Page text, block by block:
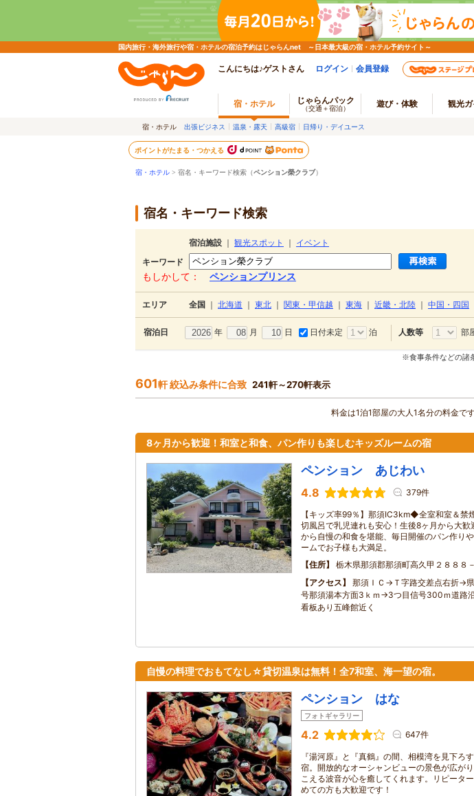
国内旅行・海外旅行や宿・ホテルの宿泊予約はじゃらんnet ～日本最大級の宿・ホテル予約サイト～
こんにちは♪ゲストさん ログイン 会員登録
宿・ホテル じゃらんパック
（交通＋宿泊） 遊び・体験 観光ガ
宿・ホテル 出張ビジネス 温泉・露天 高級宿 日帰り・デイユース
ポイントがたまる・つかえる
宿・ホテル > 宿名・キーワード検索（ペンション榮クラブ）
宿名・キーワード検索
宿泊施設 観光スポット
イベント
キーワード
もしかして： ペンションプリンス
エリア 全国 北海道 東北 関東・甲信越 東海 近畿・北陸 中国・四国
宿泊日 年 月 日 日付未定 泊 人数等 部
※食事条件などの諸
601軒 絞込み条件に合致 241軒～270軒表示
料金は1泊1部屋の大人1名分の料金で
8ヶ月から歓迎！和室と和食、パン作りも楽しむキッズルームの宿
ペンション あじわい
4.8 379件
【キッズ率99％】那須IC3km◆全室和室＆禁
切風呂で乳児連れも安心！生後8ヶ月から大歓
から自慢の和食を堪能、毎日開催のパン作り
ームでお子様も大満足。
住所
栃木県那須郡那須町高久甲２８８８
アクセス
那須ＩＣ→Ｔ字路交差点右折→
号那須湯本方面3ｋｍ→3つ目信号300ｍ道路
看板あり五峰館近く
自慢の料理でおもてなし☆貸切温泉は無料！全7和室、海一望の宿。
ペンション はな
フォトギャラリー
4.2 647件
『湯河原』と『真鶴』の間、相模湾を見下ろ
宿。開放的なオーシャンビューの景色が広が
こえる波音が心を癒してくれます。リピータ
めての方も大歓迎です！